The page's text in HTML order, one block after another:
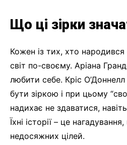
Що ці зірки
Кожен із тих, хто
світ по-своєму. Аріана
любити себе. Кріс
бути зіркою і при цьому
надихає не здаватися,
Їхні історії – це
недосяжних цілей.